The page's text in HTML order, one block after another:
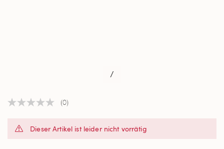
/
Kein
auf
(0)
Dieser Artikel ist leider nicht vorrätig